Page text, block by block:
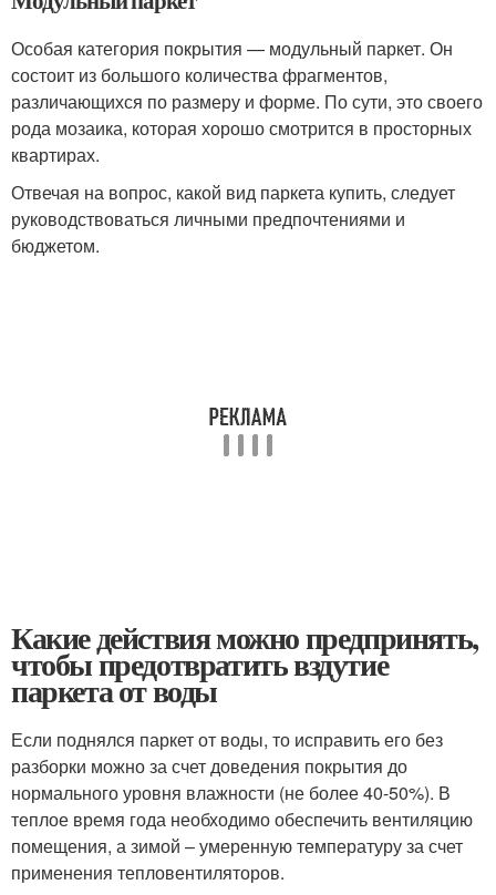
Особая категория покрытия — модульный паркет. Он
состоит из большого количества фрагментов,
различающихся по размеру и форме. По сути, это своего
рода мозаика, которая хорошо смотрится в просторных
квартирах.
Отвечая на вопрос, какой вид паркета купить, следует
руководствоваться личными предпочтениями и
бюджетом.
Какие действия можно предпринять,
чтобы предотвратить вздутие
паркета от воды
Если поднялся паркет от воды, то исправить его без
разборки можно за счет доведения покрытия до
нормального уровня влажности (не более 40-50%). В
теплое время года необходимо обеспечить вентиляцию
помещения, а зимой – умеренную температуру за счет
применения тепловентиляторов.